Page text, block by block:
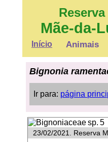
Reserva
Mãe-da-
Início Animais
Bignonia
Ir para: página
23/02/2021. Reserva